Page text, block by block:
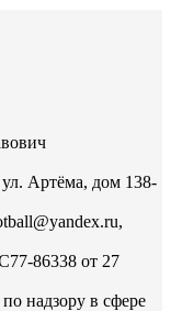
Артёма, дом 138-
86338 от 27
надзору в сфере